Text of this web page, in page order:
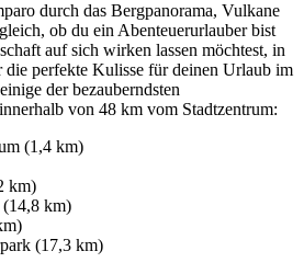
durch das Bergpanorama, Vulkane
ob du ein Abenteuerurlauber bist
auf sich wirken lassen möchtest, in
perfekte Kulisse für deinen Urlaub im
der bezauberndsten
von 48 km vom Stadtzentrum:
(1,4 km)
km)
km)
(17,3 km)